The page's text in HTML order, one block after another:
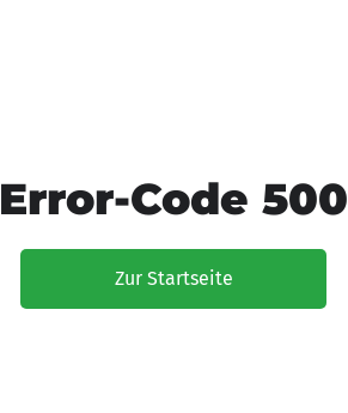
Error-Code 500
Zur Startseite